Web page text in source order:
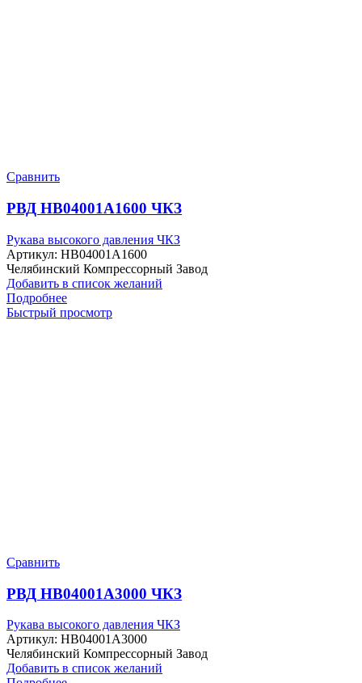
Сравнить
РВД HB04001A1600 ЧКЗ
Рукава высокого давления ЧКЗ
Артикул: HB04001A1600
Челябинский Компрессорный Завод
Добавить в список желаний
Подробнее
Быстрый просмотр
Сравнить
РВД HB04001A3000 ЧКЗ
Рукава высокого давления ЧКЗ
Артикул: HB04001A3000
Челябинский Компрессорный Завод
Добавить в список желаний